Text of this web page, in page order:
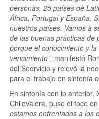
personas, 25 países de
África, Portugal y España.
nuestros países. Vamos a
de las buenas prácticas de
porque el conocimiento y
vencimiento”, manifestó
del Seervicio y relevó la
para el trabajo en sintonía
En sintonía con lo anterior,
ChileValora, puso el foco
estamos enfrentados a los